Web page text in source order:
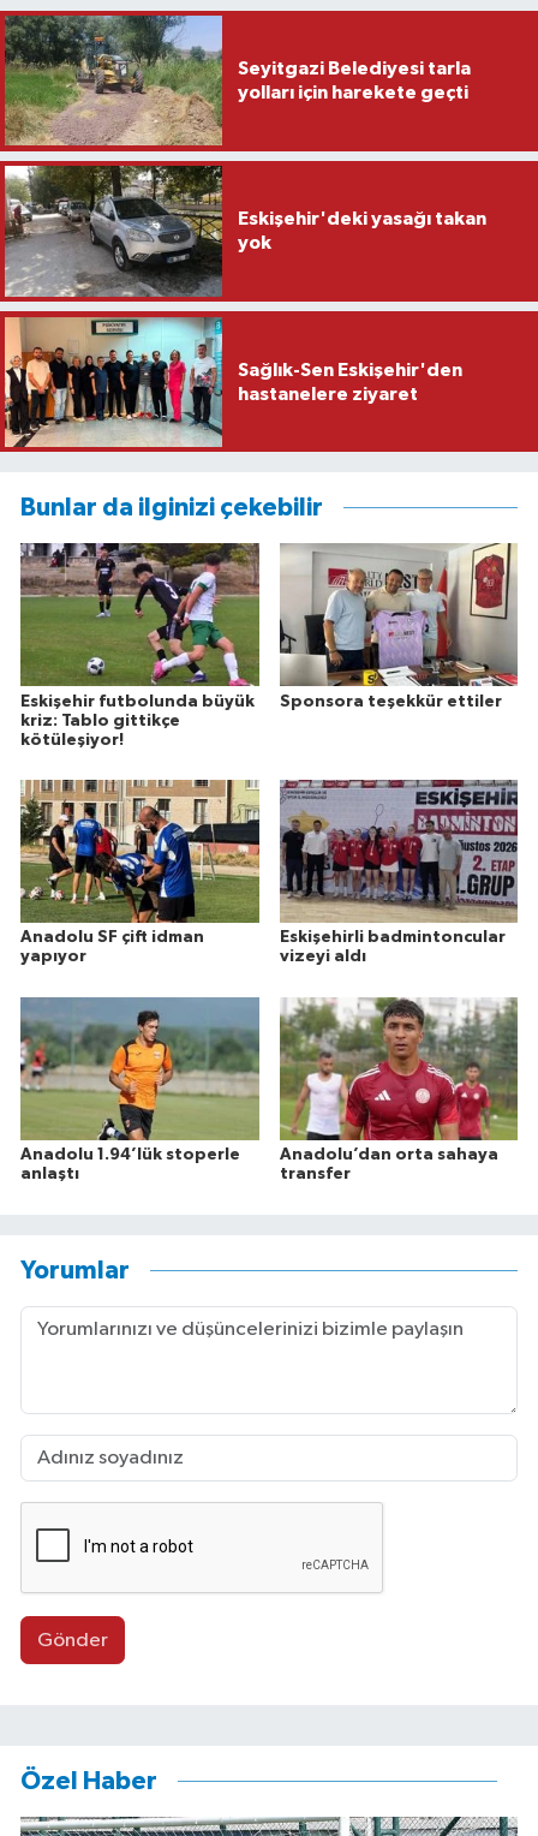
Seyitgazi Belediyesi tarla
yolları için harekete geçti
Eskişehir'deki yasağı takan
yok
Sağlık-Sen Eskişehir'den
hastanelere ziyaret
Bunlar da ilginizi çekebilir
Eskişehir futbolunda büyük
kriz: Tablo gittikçe
kötüleşiyor!
Sponsora teşekkür ettiler
Anadolu SF çift idman
yapıyor
Eskişehirli badmintoncular
vizeyi aldı
Anadolu 1.94’lük stoperle
anlaştı
Anadolu’dan orta sahaya
transfer
Yorumlar
Gönder
Özel Haber